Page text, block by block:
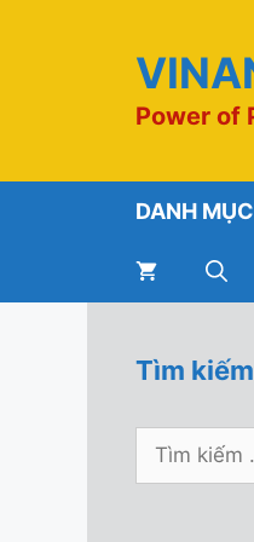
Power of
DANH
Tìm
Tìm